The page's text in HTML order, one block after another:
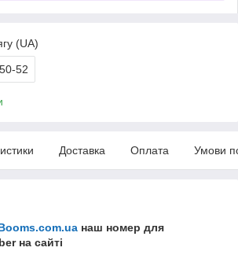
(UA)
50-52
Доставка Оплата Умови
наш номер для
на сайті